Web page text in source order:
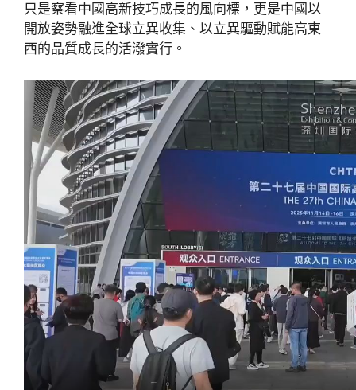
只是察看中國高新技巧成長的風向標，更是中國以
開放姿勢融進全球立異收集、以立異驅動賦能高東
西的品質成長的活潑實行。